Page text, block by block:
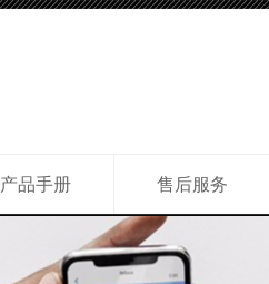
产品手册 售后服务